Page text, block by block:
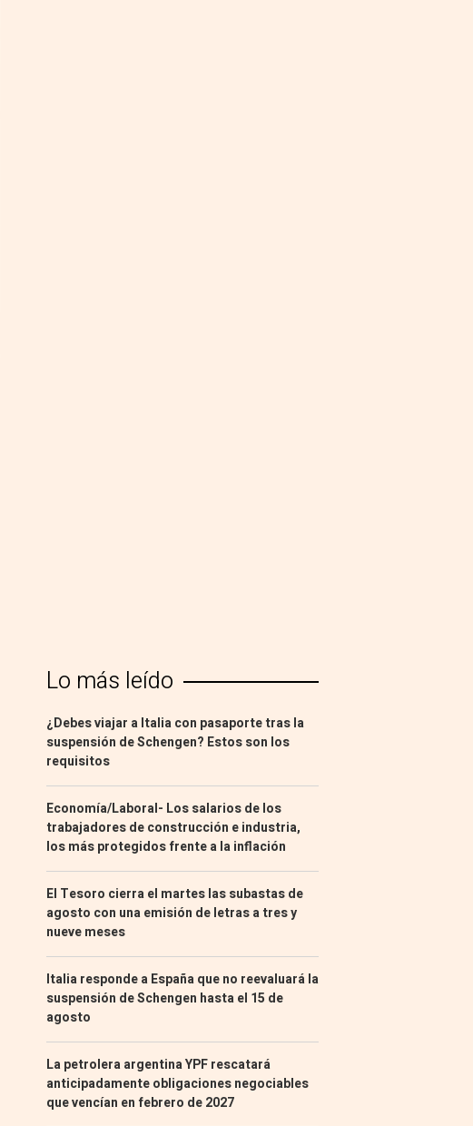
Lo más leído
¿Debes viajar a Italia con pasaporte tras la
suspensión de Schengen? Estos son los
requisitos
Economía/Laboral- Los salarios de los
trabajadores de construcción e industria,
los más protegidos frente a la inflación
El Tesoro cierra el martes las subastas de
agosto con una emisión de letras a tres y
nueve meses
Italia responde a España que no reevaluará la
suspensión de Schengen hasta el 15 de
agosto
La petrolera argentina YPF rescatará
anticipadamente obligaciones negociables
que vencían en febrero de 2027